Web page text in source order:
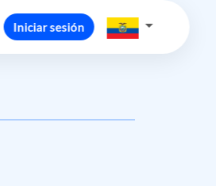
Iniciar sesión